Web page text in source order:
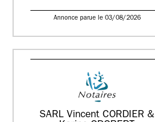
Annonce parue le 03/08/2026
SARL Vincent CORDIER &